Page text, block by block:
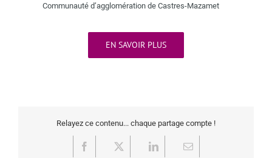
Communauté d’agglomération de Castres-Mazamet
EN SAVOIR PLUS
Relayez ce contenu... chaque partage compte !
Facebook LinkedInEmail